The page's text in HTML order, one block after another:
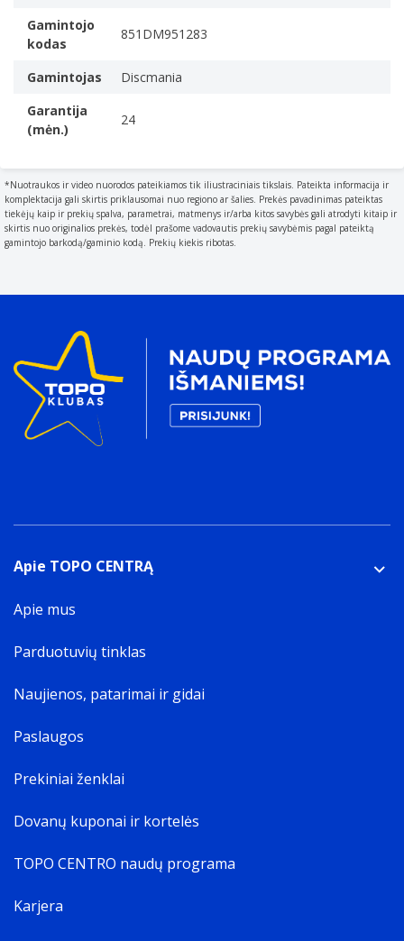
Gamintojo
kodas
851DM951283
Gamintojas
Discmania
Garantija
(mėn.)
24
*Nuotraukos ir video nuorodos pateikiamos tik iliustraciniais tikslais. Pateikta informacija ir
komplektacija gali skirtis priklausomai nuo regiono ar šalies. Prekės pavadinimas pateiktas
tiekėjų kaip ir prekių spalva, parametrai, matmenys ir/arba kitos savybės gali atrodyti kitaip ir
skirtis nuo originalios prekės, todėl prašome vadovautis prekių savybėmis pagal pateiktą
gamintojo barkodą/gaminio kodą. Prekių kiekis ribotas.
Apie TOPO CENTRĄ
Apie mus
Parduotuvių tinklas
Naujienos, patarimai ir gidai
Paslaugos
Prekiniai ženklai
Dovanų kuponai ir kortelės
TOPO CENTRO naudų programa
Karjera